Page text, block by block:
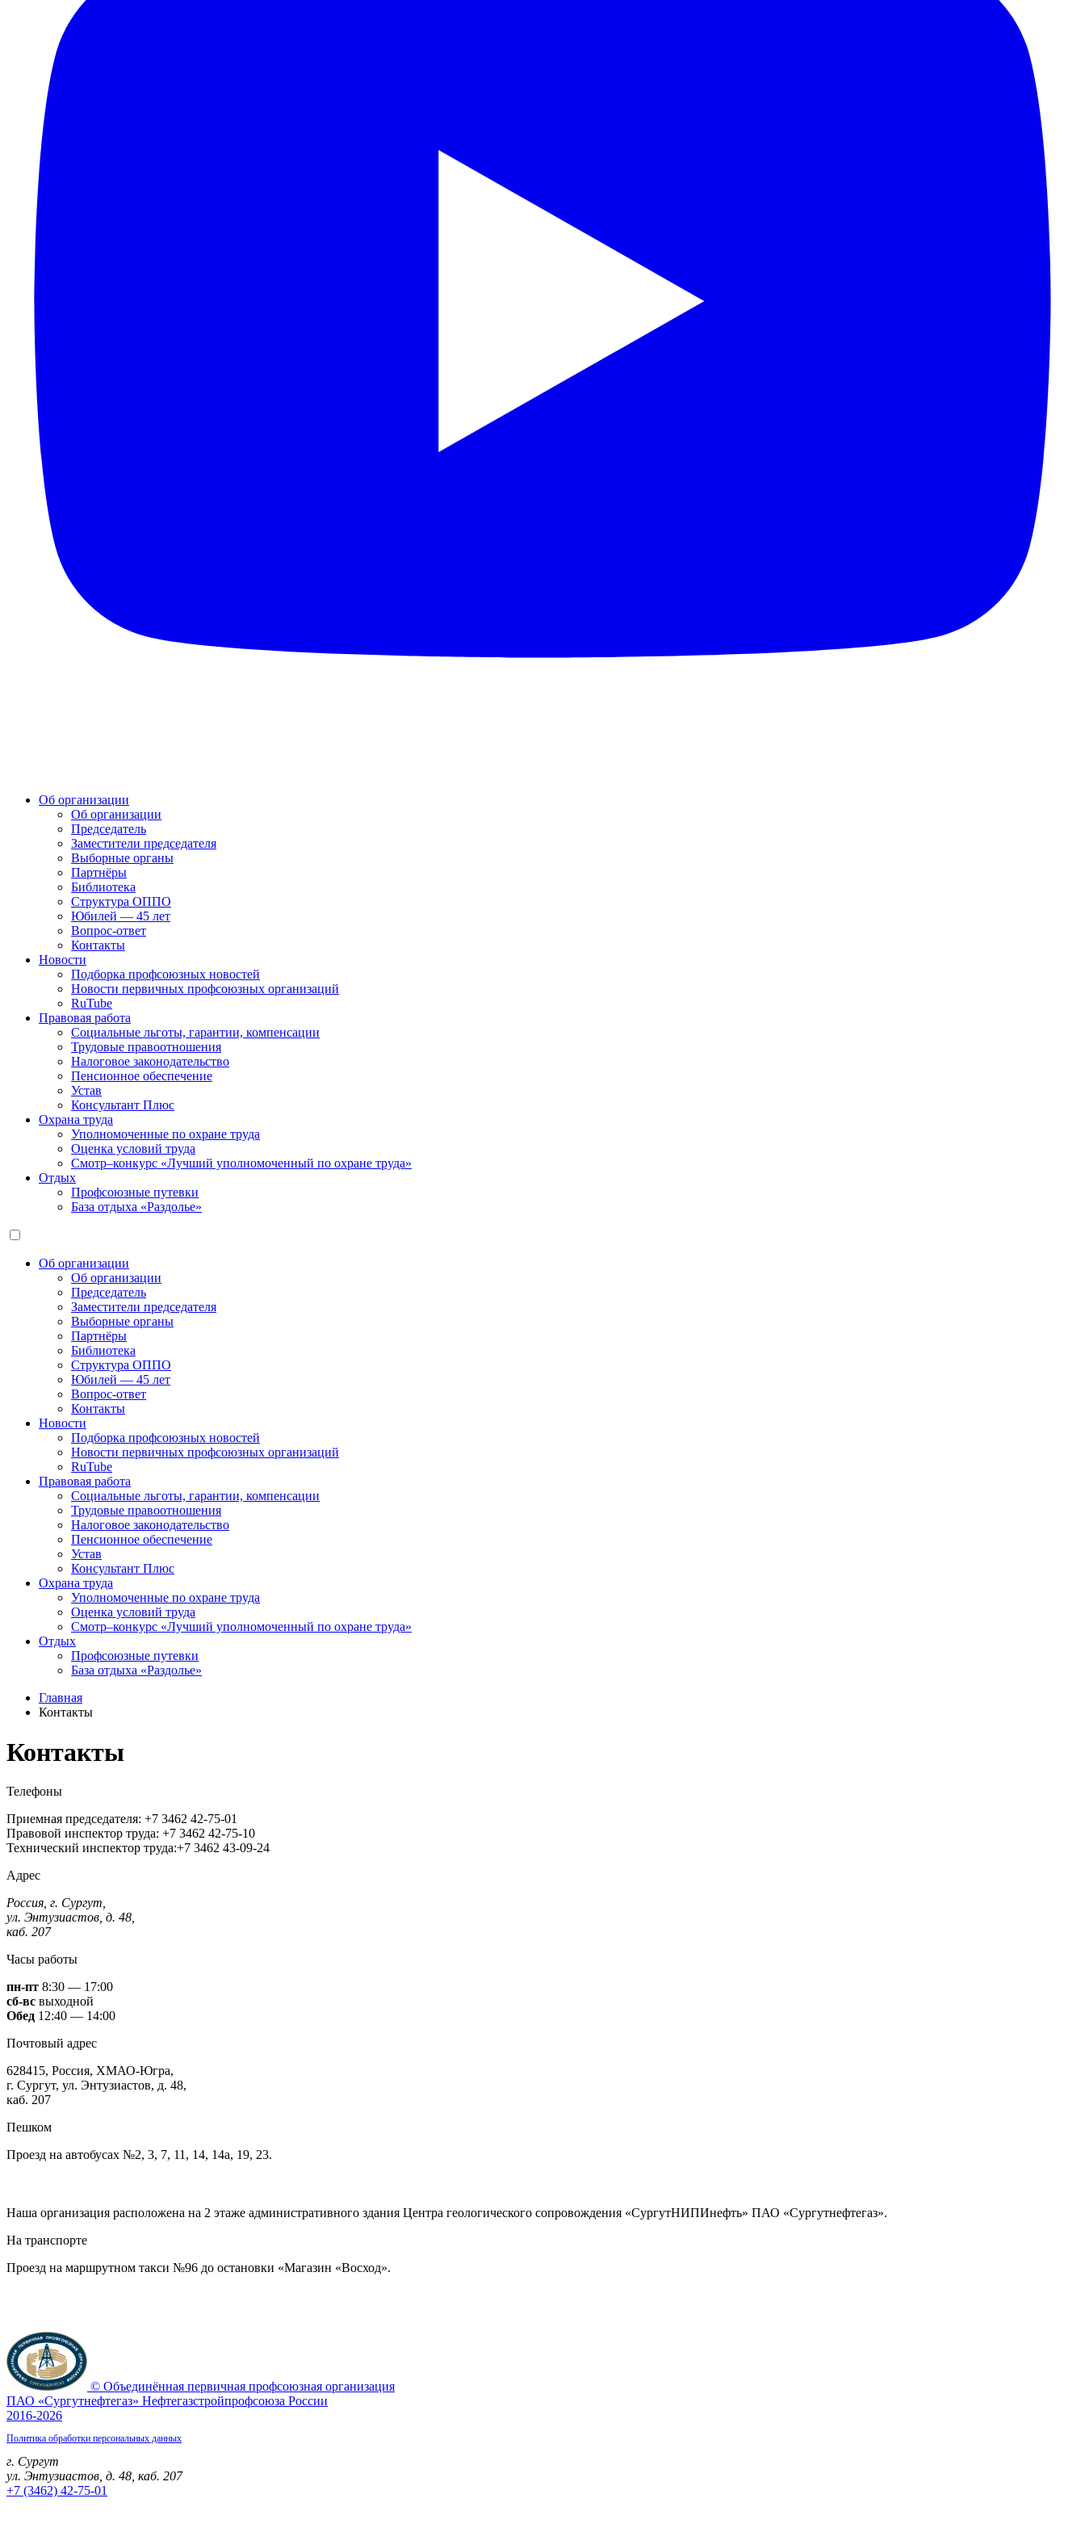
Об организации
Об организации
Председатель
Заместители председателя
Выборные органы
Партнёры
Библиотека
Структура ОППО
Юбилей — 45 лет
Вопрос-ответ
Контакты
Новости
Подборка профсоюзных новостей
Новости первичных профсоюзных организаций
RuTube
Правовая работа
Социальные льготы, гарантии, компенсации
Трудовые правоотношения
Налоговое законодательство
Пенсионное обеспечение
Устав
Консультант Плюс
Охрана труда
Уполномоченные по охране труда
Оценка условий труда
Смотр–конкурс «Лучший уполномоченный по охране труда»
Отдых
Профсоюзные путевки
База отдыха «Раздолье»
Об организации
Об организации
Председатель
Заместители председателя
Выборные органы
Партнёры
Библиотека
Структура ОППО
Юбилей — 45 лет
Вопрос-ответ
Контакты
Новости
Подборка профсоюзных новостей
Новости первичных профсоюзных организаций
RuTube
Правовая работа
Социальные льготы, гарантии, компенсации
Трудовые правоотношения
Налоговое законодательство
Пенсионное обеспечение
Устав
Консультант Плюс
Охрана труда
Уполномоченные по охране труда
Оценка условий труда
Смотр–конкурс «Лучший уполномоченный по охране труда»
Отдых
Профсоюзные путевки
База отдыха «Раздолье»
Главная
Контакты
Контакты
Телефоны
Приемная председателя: +7 3462 42-75-01
Правовой инспектор труда: +7 3462 42-75-10
Технический инспектор труда:+7 3462 43-09-24
Адрес
Россия, г. Сургут,
ул. Энтузиастов, д. 48,
каб. 207
Часы работы
пн-пт 8:30 — 17:00
сб-вс выходной
Обед 12:40 — 14:00
Почтовый адрес
628415, Россия, ХМАО-Югра,
г. Сургут, ул. Энтузиастов, д. 48,
каб. 207
Пешком
Проезд на автобусах №2, 3, 7, 11, 14, 14а, 19, 23.
Наша организация расположена на 2 этаже административного здания Центра геологического сопровождения «СургутНИПИнефть» ПАО «Сургутнефтегаз».
На транспорте
Проезд на маршрутном такси №96 до остановки «Магазин «Восход».
© Объединённая первичная профсоюзная организация
ПАО «Сургутнефтегаз» Нефтегазстройпрофсоюза России
2016-2026
Политика обработки персональных данных
г. Сургут
ул. Энтузиастов, д. 48, каб. 207
+7 (3462) 42-75-01